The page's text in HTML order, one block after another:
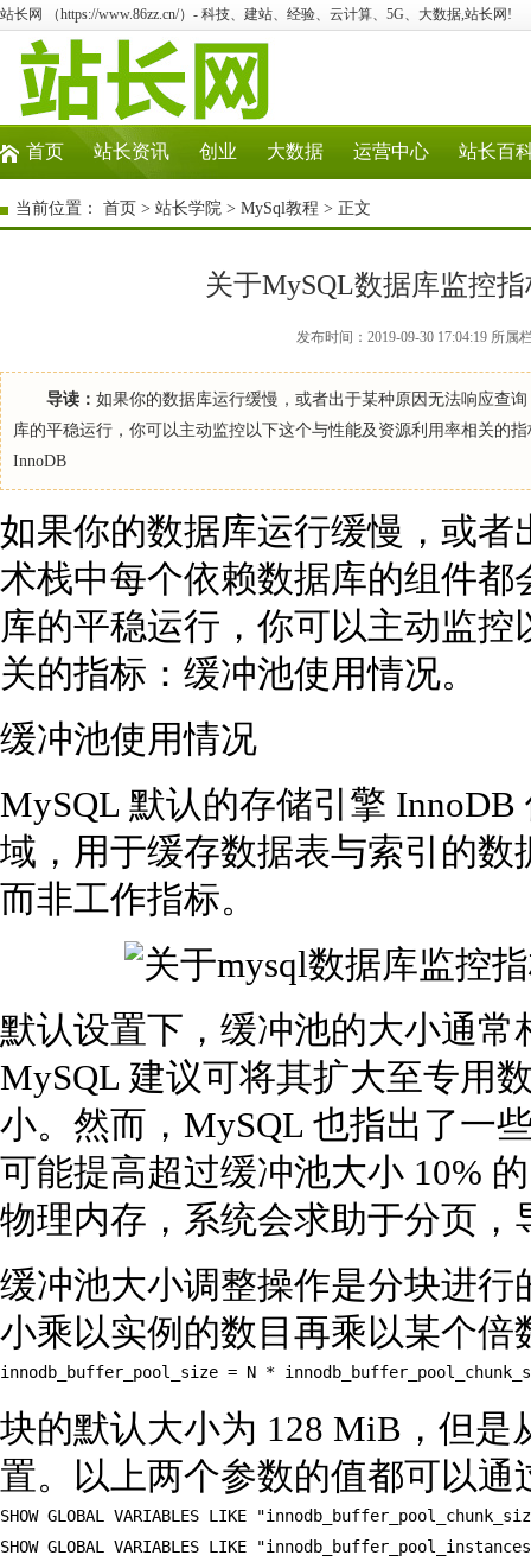
站长网 （https://www.86zz.cn/）- 科技、建站、经验、云计算、5G、大数据,站长网!
首页 站长资讯 创业 大数据 运营中心 站长百
当前位置： 首页 > 站长学院 > MySql教程 > 正文
关于MySQL数据库监控
发布时间：2019-09-30 17:04:19 所
导读： 如果你的数据库运行缓慢，或者出于某种原因无法响应查
库的平稳运行，你可以主动监控以下这个与性能及资源利用率相关的
InnoDB
如果你的数据库运行缓慢，或
术栈中每个依赖数据库的组件
库的平稳运行，你可以主动监
关的指标：缓冲池使用情况。
缓冲池使用情况
MySQL 默认的存储引擎
域，用于缓存数据表与索引的
而非工作指标。
默认设置下，缓冲池的大小通
MySQL 建议可将其扩大至专用
小。然而，MySQL 也指出了一
可能提高超过缓冲池大小 10%
物理内存，系统会求助于分页
缓冲池大小调整操作是分块进
小乘以实例的数目再乘以某个倍
innodb_buffer_pool_size = N *
块的默认大小为 128 MiB，但是
置。以上两个参数的值都可以通
SHOW GLOBAL VARIABLES LIKE
SHOW GLOBAL VARIABLES LIKE